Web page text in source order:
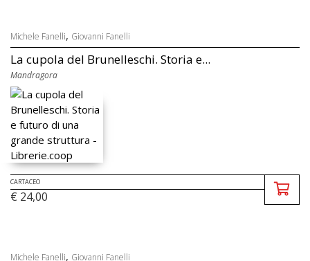
Michele Fanelli, Giovanni Fanelli
La cupola del Brunelleschi. Storia e...
Mandragora
CARTACEO
€ 24,00
Michele Fanelli, Giovanni Fanelli